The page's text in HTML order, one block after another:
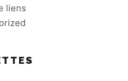
liens